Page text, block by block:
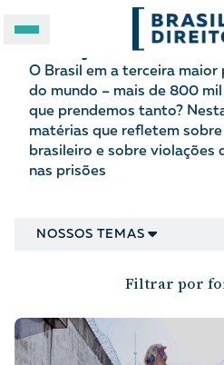
A BRASIL DE DIREITOS
ASSUNTOS
FORMATOS
Justiça criminal
O Brasil em a terceira maior
do mundo – mais de 800
que prendemos tanto?
matérias que refletem
brasileiro e sobre violações
nas prisões
NOSSOS TEMAS
Filtrar por